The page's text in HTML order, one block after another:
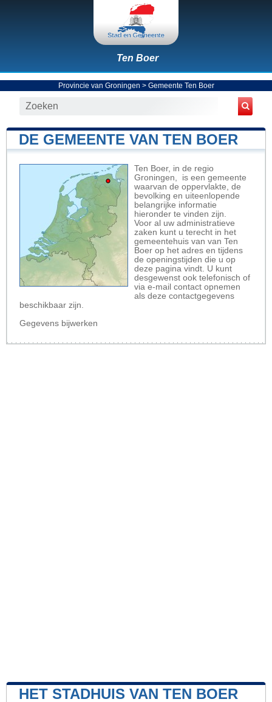
Ten Boer
Provincie van Groningen > Gemeente Ten Boer
DE GEMEENTE VAN TEN BOER
Ten Boer, in de regio
Groningen, is een gemeente
waarvan de oppervlakte, de
bevolking en uiteenlopende
belangrijke informatie
hieronder te vinden zijn.
Voor al uw administratieve
zaken kunt u terecht in het
gemeentehuis van van Ten
Boer op het adres en tijdens
de openingstijden die u op
deze pagina vindt. U kunt
desgewenst ook telefonisch of
via e-mail contact opnemen
als deze contactgegevens
beschikbaar zijn.
Gegevens bijwerken
HET STADHUIS VAN TEN BOER